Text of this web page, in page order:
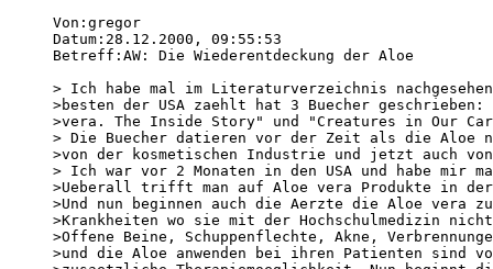
Von:gregor
Datum:28.12.2000, 09:55:53
Betreff:AW: Die Wiederentdeckung der Aloe
> Ich habe mal im Literaturverzeichnis
>besten der USA zaehlt hat 3 Buecher
>vera. The Inside Story" und "Creatures in Our
> Die Buecher datieren vor der Zeit als die Aloe
>von der kosmetischen Industrie und jetzt auch
> Ich war vor 2 Monaten in den USA und habe mir
>Ueberall trifft man auf Aloe vera Produkte in
>Und nun beginnen auch die Aerzte die Aloe vera
>Krankheiten wo sie mit der Hochschulmedizin
>Offene Beine, Schuppenflechte, Akne,
>und die Aloe anwenden bei ihren Patienten sind